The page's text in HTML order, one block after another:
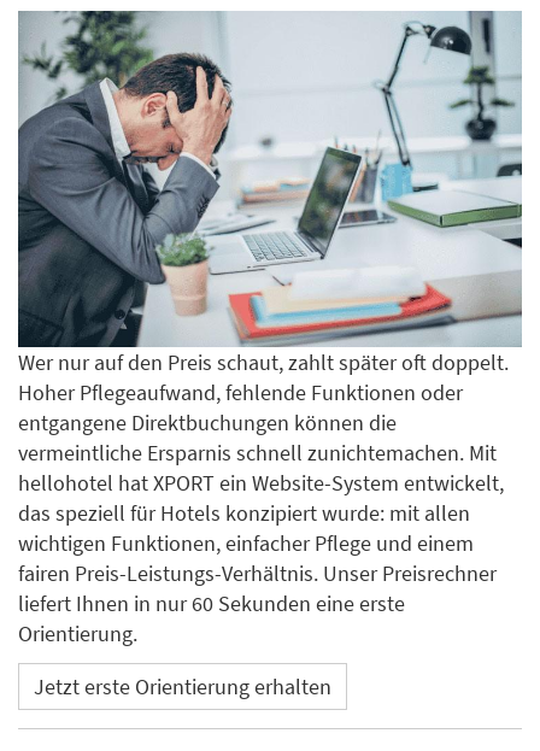
Wer nur auf den Preis schaut, zahlt später oft doppelt.
Hoher Pflegeaufwand, fehlende Funktionen oder
entgangene Direktbuchungen können die
vermeintliche Ersparnis schnell zunichtemachen. Mit
hellohotel hat XPORT ein Website-System entwickelt,
das speziell für Hotels konzipiert wurde: mit allen
wichtigen Funktionen, einfacher Pflege und einem
fairen Preis-Leistungs-Verhältnis. Unser Preisrechner
liefert Ihnen in nur 60 Sekunden eine erste
Orientierung.
Jetzt erste Orientierung erhalten